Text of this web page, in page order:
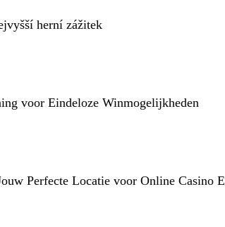
herní zážitek
voor Eindeloze Winmogelijkheden
Perfecte Locatie voor Online Casino